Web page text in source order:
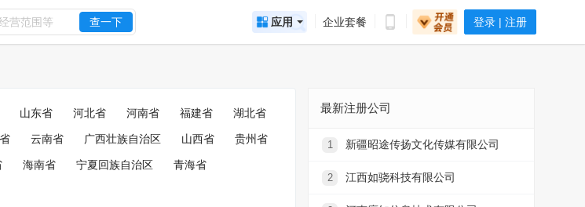
查一下 应用 企业套餐 登录 | 注册
山东省 河北省 河南省 福建省 湖北省
云南省 广西壮族自治区 山西省 贵州省
海南省 宁夏回族自治区 青海省
最新注册公司
1 新疆昭途传扬文化传媒有限公司
2 江西如骁科技有限公司